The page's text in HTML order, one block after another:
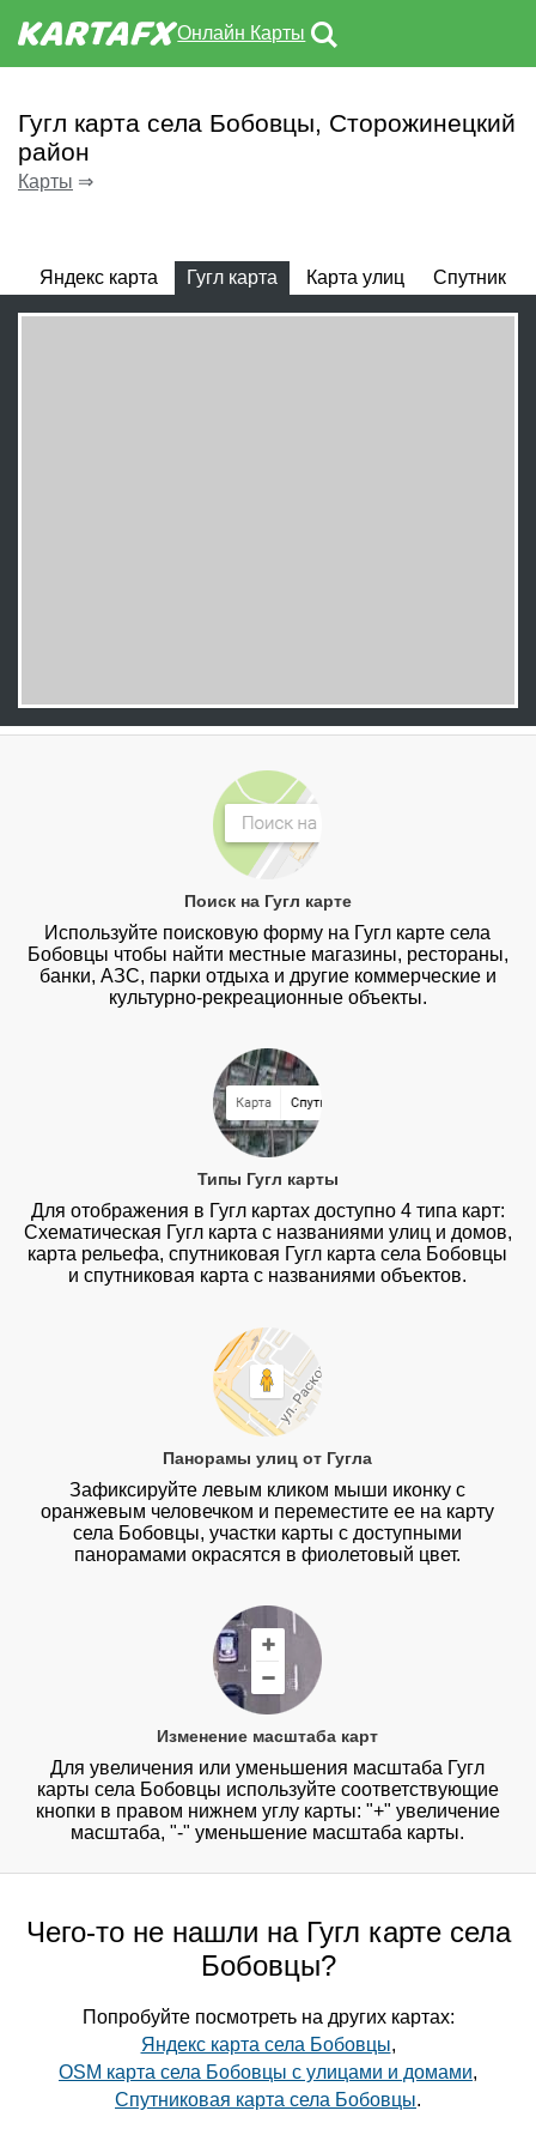
Онлайн Карты
Гугл карта села Бобовцы, Сторожинецкий
район
Карты ⇒
Яндекс карта Гугл карта Карта улиц Спутник
Поиск на Гугл карте
Используйте поисковую форму на Гугл карте села
Бобовцы чтобы найти местные магазины, рестораны,
банки, АЗС, парки отдыха и другие коммерческие и
культурно-рекреационные объекты.
Типы Гугл карты
Для отображения в Гугл картах доступно 4 типа карт:
Схематическая Гугл карта с названиями улиц и домов,
карта рельефа, спутниковая Гугл карта села Бобовцы
и спутниковая карта с названиями объектов.
Панорамы улиц от Гугла
Зафиксируйте левым кликом мыши иконку с
оранжевым человечком и переместите ее на карту
села Бобовцы, участки карты с доступными
панорамами окрасятся в фиолетовый цвет.
Изменение масштаба карт
Для увеличения или уменьшения масштаба Гугл
карты села Бобовцы используйте соответствующие
кнопки в правом нижнем углу карты: "+" увеличение
масштаба, "-" уменьшение масштаба карты.
Чего-то не нашли на Гугл карте села
Бобовцы?
Попробуйте посмотреть на других картах:
Яндекс карта села Бобовцы,
OSM карта села Бобовцы с улицами и домами,
Спутниковая карта села Бобовцы.